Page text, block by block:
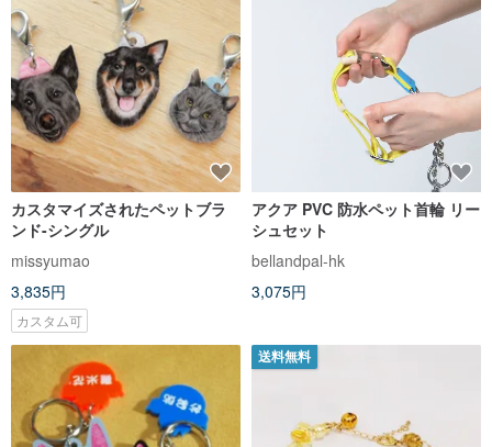
カスタマイズされたペットブラ
ンド-シングル
missyumao
3,835円
カスタム可
アクア PVC 防水ペット首輪 リー
シュセット
bellandpal-hk
3,075円
送料無料